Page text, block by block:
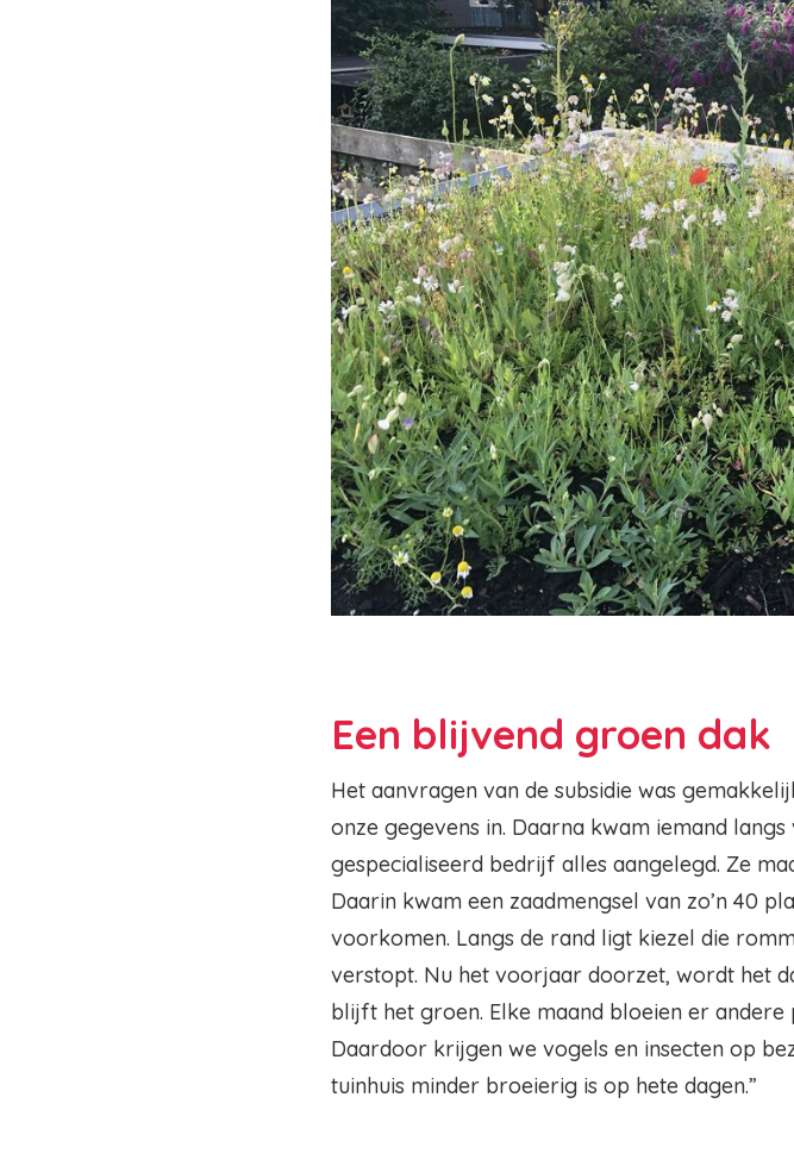
Een blijvend groen dak
Het aanvragen van de subsidie was
onze gegevens in. Daarna kwam iemand
gespecialiseerd bedrijf alles aangelegd. Ze
Daarin kwam een zaadmengsel van zo’n 40
voorkomen. Langs de rand ligt kiezel die
verstopt. Nu het voorjaar doorzet, wordt het
blijft het groen. Elke maand bloeien er
Daardoor krijgen we vogels en insecten op
tuinhuis minder broeierig is op hete dagen.”